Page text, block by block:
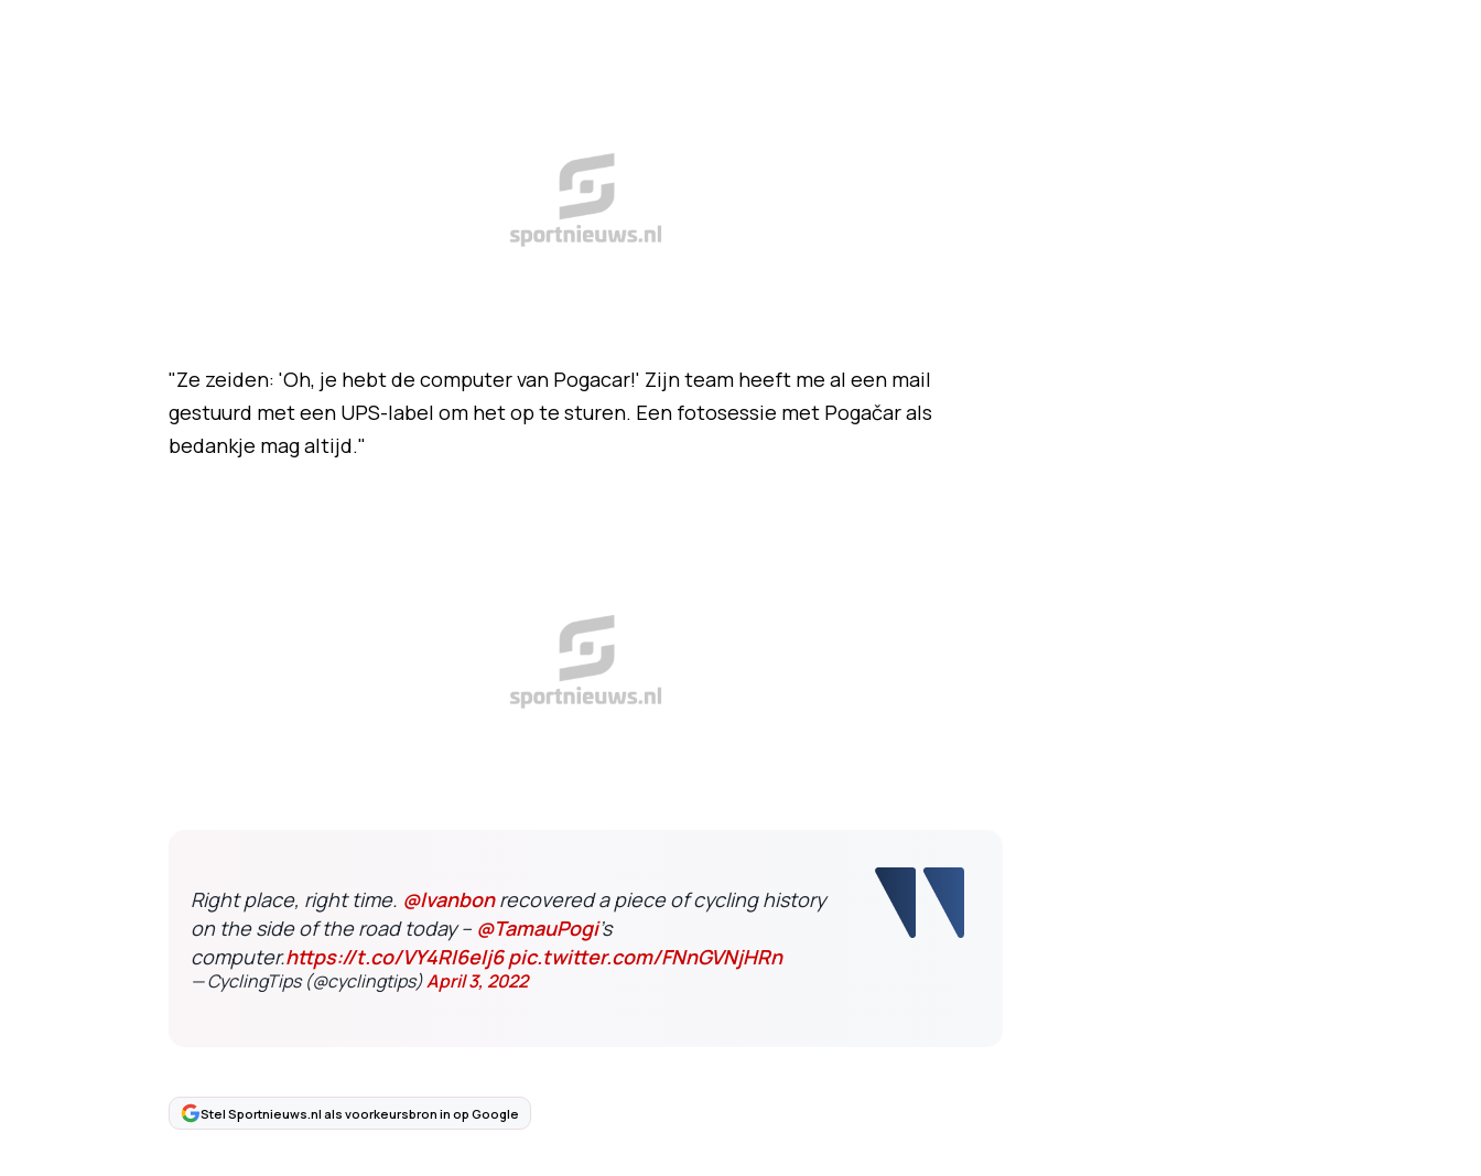
"Ze zeiden: 'Oh, je hebt de computer van Pogacar!' Zijn team heeft me al een mail
gestuurd met een UPS-label om het op te sturen. Een fotosessie met Pogačar als
bedankje mag altijd."
Right place, right time. @lvanbonrecovered a piece of cycling history
on the side of the road today – @TamauPogi's
computer.https://t.co/VY4RI6eIj6 pic.twitter.com/FNnGVNjHRn
— CyclingTips (@cyclingtips)April 3, 2022
Stel Sportnieuws.nl als voorkeursbron in op Google